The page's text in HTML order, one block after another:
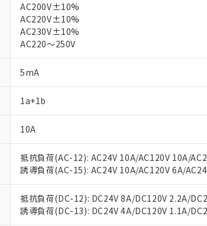
AC200V±10%
AC220V±10%
AC230V±10%
AC220～250V
5mA
1a+1b
10A
抵抗負荷(AC-12): AC24V 10A/AC120V 10A/
誘導負荷(AC-15): AC24V 10A/AC120V 6A/
抵抗負荷(DC-12): DC24V 8A/DC120V 2.2A/
誘導負荷(DC-13): DC24V 4A/DC120V 1.1A/
ご利用条件
くものです。
当社制御機器事業取扱商品の中には、
在庫状況および標準価格照会結果は、
のであり、閲覧された時点での実際の
い。
正式な納期状況および標準価格はお客
当社販売員にご相談ください。
※1 対応状況
対応済み：EU RoHS指令（10物質）の
対応予定：EU RoHS指令（10物質）の非含
対応予定なし：EU RoHS指令（10物質）の
調査・確認中：EU RoHS指令（10物質）の
仕入先様の事情により、非含有部品として
があります。
*EU RoHS指令（10物質）：
鉛(Pb) 1000ppm以下、 水銀(Hg) 1000ppm以下、 カド
フタル酸ビス(2-エチルヘキシル) (DEHP)(別名：DOP)
ル（DBP） 1000ppm以下、フタル酸ジイソブチル
但し、RoHS指令で産業用監視および制御機器に対する適
フタル酸エステル類の４物質については閾値を超える意
※1 中国RoHS○×表
「○」：最大均質材料含有率が中国RoHSの
「×」：最大均質材料含有率が中国RoHSの
「－」：未確認です。当社販売部門へお問
*中国RoHS10物質の基準値 (GB/T26572)：
Pb(鉛) :1000ppm、 Hg(水銀) : 1000ppm、 Cd(カドミウ
Cr(Ⅵ)(六価クロム) : 1000ppm、 PBBs(ポリ臭化ビフェ
DEHP(フタル酸ビス(2-エチルヘキシル)) : 1000ppm
う）を輸出または国外への提供する場
などの必要な手続きをとります。
当社は規制貨物を破棄する場合は、完
ます。
当社は貴社製品を、核兵器、ミサイル
置等に一切使用いたしません。
記
号
説明
○ 一定数以上の在庫あり